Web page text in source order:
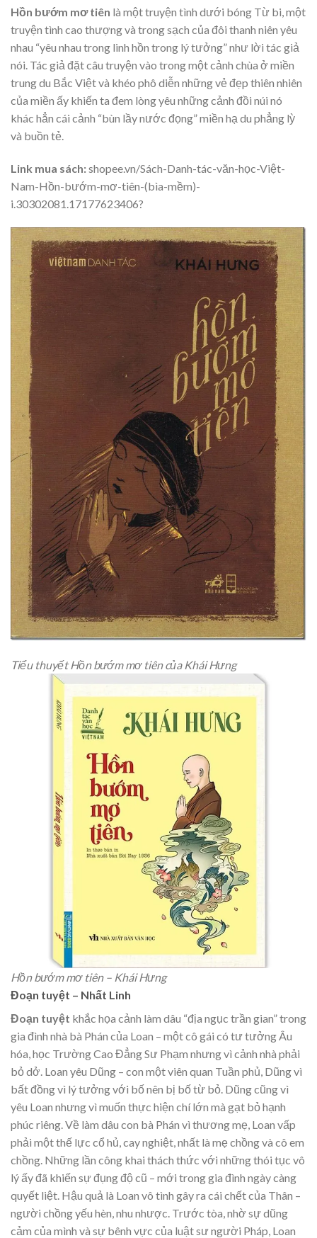
Hồn bướm mơ tiên là một truyện tình dưới bóng Từ bi, một
truyện tình cao thượng và trong sạch của đôi thanh niên yêu
nhau “yêu nhau trong linh hồn trong lý tưởng” như lời tác giả
nói. Tác giả đặt câu truyện vào trong một cảnh chùa ở miền
trung du Bắc Việt và khéo phô diễn những vẻ đẹp thiên nhiên
của miền ấy khiến ta đem lòng yêu những cảnh đồi núi nó
khác hẳn cái cảnh “bùn lầy nước đọng” miền hạ du phẳng lỳ
và buồn tẻ.
Link mua sách:shopee.vn/Sách-Danh-tác-văn-học-Việt-
Nam-Hồn-bướm-mơ-tiên-(bìa-mềm)-
i.30302081.17177623406?
Tiểu thuyết Hồn bướm mơ tiên của Khái Hưng
Hồn bướm mơ tiên – Khái Hưng
Đoạn tuyệt – Nhất Linh
Đoạn tuyệt khắc họa cảnh làm dâu “địa ngục trần gian” trong
gia đình nhà bà Phán của Loan – một cô gái có tư tưởng Âu
hóa, học Trường Cao Đẳng Sư Phạm nhưng vì cảnh nhà phải
bỏ dở. Loan yêu Dũng – con một viên quan Tuần phủ, Dũng vì
bất đồng vì lý tưởng với bố nên bị bố từ bỏ. Dũng cũng vì
yêu Loan nhưng vì muốn thực hiện chí lớn mà gạt bỏ hạnh
phúc riêng. Về làm dâu con bà Phán vì thương mẹ, Loan vấp
phải một thế lực cổ hủ, cay nghiệt, nhất là mẹ chồng và cô em
chồng. Những lần công khai thách thức với những thói tục vô
lý ấy đã khiến sự đụng độ cũ – mới trong gia đình ngày càng
quyết liệt. Hậu quả là Loan vô tình gây ra cái chết của Thân –
người chồng yếu hèn, nhu nhược. Trước tòa, nhờ sự dũng
cảm của mình và sự bênh vực của luật sư người Pháp, Loan